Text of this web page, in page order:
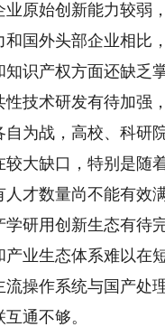
始创新能力较弱，
国外头部企业相比
识产权方面还缺乏
术研发有待加强，
自为战，高校、科研
较大缺口，特别是随
才数量尚不能有效
用创新生态有待完
产业生态体系难以在
流操作系统与国产处
通不够。